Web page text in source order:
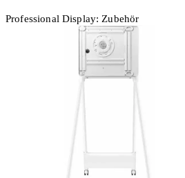
Professional Display: Zubehör